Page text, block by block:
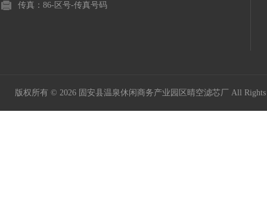
传真：86-区号-传真号码
版权所有 © 2026 固安县温泉休闲商务产业园区晴空滤芯厂 All